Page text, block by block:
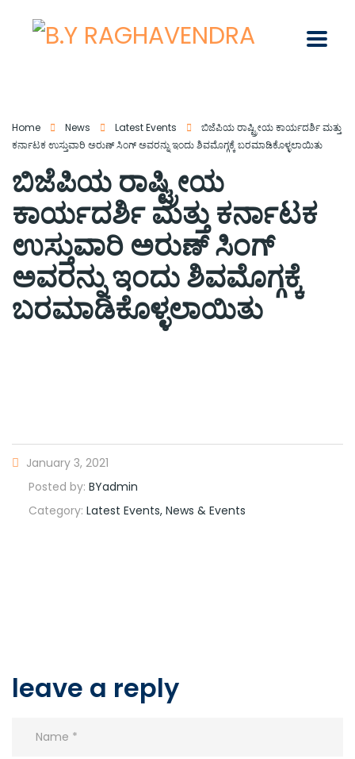
Home News Latest Events
ಬಿಜೆಪಿಯ ರಾಷ್ಟ್ರೀಯ ಕಾರ್ಯದರ್ಶಿ ಮತ್ತು
ಕರ್ನಾಟಕ ಉಸ್ತುವಾರಿ ಅರುಣ್‌ ಸಿಂಗ್‌ ಅವರನ್ನು ಇಂದು ಶಿವಮೊಗ್ಗಕ್ಕೆ ಬರಮಾಡಿಕೊಳ್ಳಲಾಯಿತು
ಬಿಜೆಪಿಯ ರಾಷ್ಟ್ರೀಯ
ಕಾರ್ಯದರ್ಶಿ ಮತ್ತು ಕರ್ನಾಟಕ
ಉಸ್ತುವಾರಿ ಅರುಣ್‌ ಸಿಂಗ್‌
ಅವರನ್ನು ಇಂದು ಶಿವಮೊಗ್ಗಕ್ಕೆ
ಬರಮಾಡಿಕೊಳ್ಳಲಾಯಿತು
January 3, 2021
Posted by: BYadmin
Category: Latest Events, News & Events
leave a reply